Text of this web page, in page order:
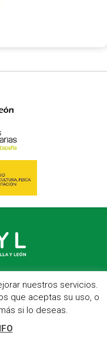
- 47007 Valladolid
983 22 23 56 -Aviso Legal
nuestros servicios.
que aceptas su uso, o
si lo deseas.